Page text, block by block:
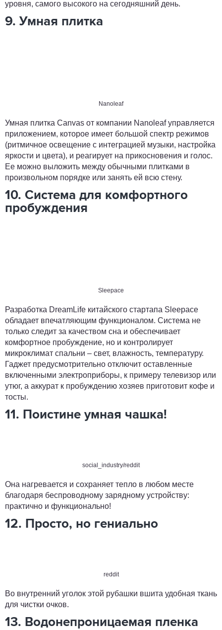
уровня, самого высокого на сегодняшний день.
9. Умная плитка
Nanoleaf
Умная плитка Canvas от компании Nanoleaf управляется
приложением, которое имеет большой спектр режимов
(ритмичное освещение с интеграцией музыки, настройка
яркости и цвета), и реагирует на прикосновения и голос.
Ее можно выложить между обычными плитками в
произвольном порядке или занять ей всю стену.
10. Система для комфортного
пробуждения
Sleepace
Разработка DreamLife китайского стартапа Sleepace
обладает впечатляющим функционалом. Система не
только следит за качеством сна и обеспечивает
комфортное пробуждение, но и контролирует
микроклимат спальни – свет, влажность, температуру.
Гаджет предусмотрительно отключит оставленные
включенными электроприборы, к примеру телевизор или
утюг, а аккурат к пробуждению хозяев приготовит кофе и
тосты.
11. Поистине умная чашка!
social_industry/reddit
Она нагревается и сохраняет тепло в любом месте
благодаря беспроводному зарядному устройству:
практично и функционально!
12. Просто, но гениально
reddit
Во внутренний уголок этой рубашки вшита удобная ткань
для чистки очков.
13. Водонепроницаемая пленка